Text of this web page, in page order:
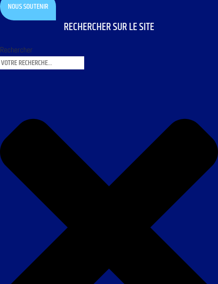
NOUS SOUTENIR
RECHERCHER SUR LE SITE
Rechercher